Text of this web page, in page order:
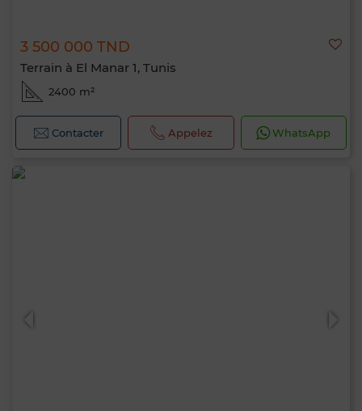
3 500 000 TND
Terrain à El Manar 1, Tunis
2400 m²
Contacter Appelez WhatsApp